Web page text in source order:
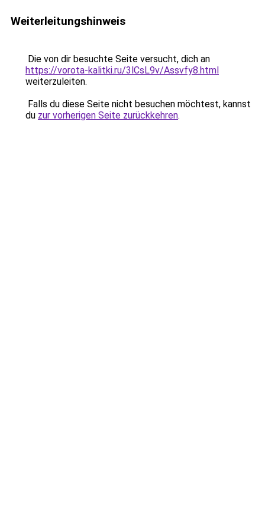
Weiterleitungshinweis
Die von dir besuchte Seite versucht, dich an
https://vorota-kalitki.ru/3lCsL9v/Assvfy8.html
weiterzuleiten.
Falls du diese Seite nicht besuchen möchtest, kannst
du zur vorherigen Seite zurückkehren.